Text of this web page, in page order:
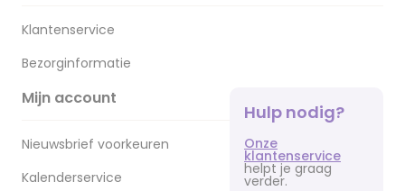
Klantenservice
Bezorginformatie
Mijn account
Nieuwsbrief voorkeuren
Kalenderservice
Hulp nodig?
Onze
klantenservice
helpt je graag
verder.